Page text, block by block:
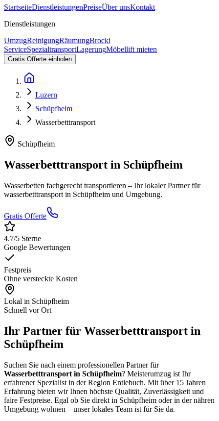
StartseiteDienstleistungenPreiseÜber unsKontakt
Dienstleistungen
UmzugReinigungRäumungBrocki
ServiceSpezialtransportLagerungMöbellift mieten
Gratis Offerte einholen
Luzern
Schüpfheim
Wasserbetttransport
Schüpfheim
Wasserbetttransport in Schüpfheim
Wasserbetten fachgerecht transportieren – Ihr lokaler Partner für
wasserbetttransport in Schüpfheim und Umgebung.
Gratis Offerte
4.7/5 Sterne
Google Bewertungen
Festpreis
Ohne versteckte Kosten
Lokal in Schüpfheim
Schnell vor Ort
Ihr Partner für Wasserbetttransport in
Schüpfheim
Suchen Sie nach einem professionellen Partner für
Wasserbetttransport in Schüpfheim? Meisterumzug ist Ihr
erfahrener Spezialist in der Region Entlebuch. Mit über 15 Jahren
Erfahrung bieten wir Ihnen höchste Qualität, Zuverlässigkeit und
faire Festpreise. Egal ob Sie direkt in Schüpfheim oder in der nähren
Umgebung wohnen – unser lokales Team ist für Sie da.